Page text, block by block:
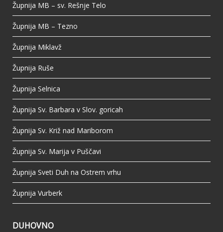
Župnija MB – sv. Rešnje Telo
Župnija MB – Tezno
Župnija Miklavž
Župnija Ruše
Župnija Selnica
Župnija Sv. Barbara v Slov. goricah
Župnija Sv. Križ nad Mariborom
Župnija Sv. Marija v Puščavi
Župnija Sveti Duh na Ostrem vrhu
Župnija Vurberk
DUHOVNO